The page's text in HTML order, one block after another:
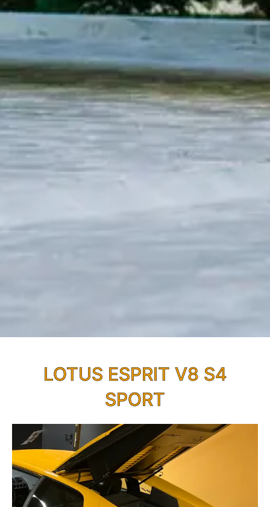
LOTUS ESPRIT V8 S4
SPORT